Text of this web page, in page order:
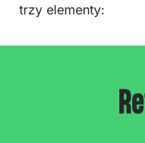
trzy elementy: